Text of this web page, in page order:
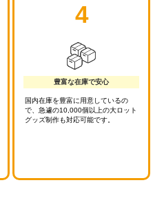
4
豊富な在庫で安心
国内在庫を豊富に用意しているの
で、急遽の10,000個以上の大ロット
グッズ制作も対応可能です。